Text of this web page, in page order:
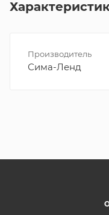
Производитель
Сима-Ленд